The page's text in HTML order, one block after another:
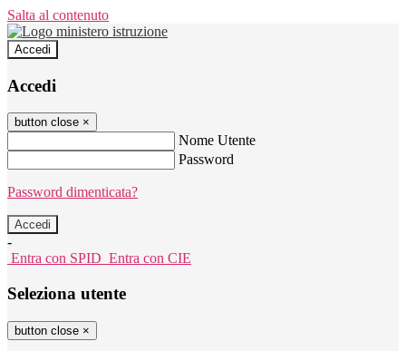
Salta al contenuto
Accedi
Accedi
button close ×
Nome Utente
Password
Password dimenticata?
-
Entra con SPID Entra con CIE
Seleziona utente
button close ×